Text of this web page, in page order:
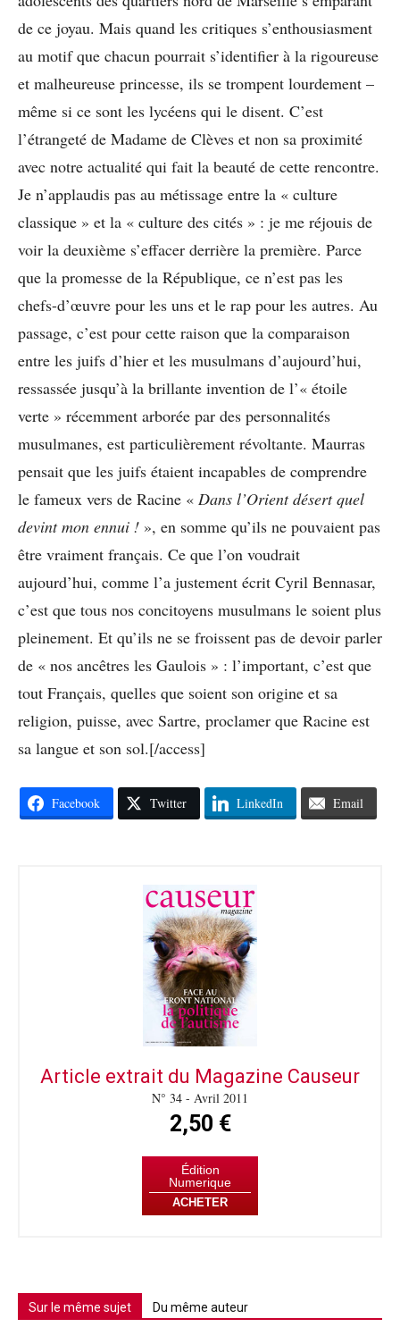
de ce joyau. Mais quand les critiques s’enthousiasment
au motif que chacun pourrait s’identifier à la rigoureuse
et malheureuse princesse, ils se trompent lourdement –
même si ce sont les lycéens qui le disent. C’est
l’étrangeté de Madame de Clèves et non sa proximité
avec notre actualité qui fait la beauté de cette rencontre.
Je n’applaudis pas au métissage entre la « culture
classique » et la « culture des cités » : je me réjouis de
voir la deuxième s’effacer derrière la première. Parce
que la promesse de la République, ce n’est pas les
chefs-d’œuvre pour les uns et le rap pour les autres. Au
passage, c’est pour cette raison que la comparaison
entre les juifs d’hier et les musulmans d’aujourd’hui,
ressassée jusqu’à la brillante invention de l’« étoile
verte » récemment arborée par des personnalités
musulmanes, est particulièrement révoltante. Maurras
pensait que les juifs étaient incapables de comprendre
le fameux vers de Racine « Dans l’Orient désert quel
devint mon ennui ! », en somme qu’ils ne pouvaient pas
être vraiment français. Ce que l’on voudrait
aujourd’hui, comme l’a justement écrit Cyril Bennasar,
c’est que tous nos concitoyens musulmans le soient plus
pleinement. Et qu’ils ne se froissent pas de devoir parler
de « nos ancêtres les Gaulois » : l’important, c’est que
tout Français, quelles que soient son origine et sa
religion, puisse, avec Sartre, proclamer que Racine est
sa langue et son sol.[/access]
Facebook Twitter LinkedIn Email
Article extrait du Magazine Causeur
N° 34 - Avril 2011
2,50 €
Édition
Numerique
ACHETER
Sur le même sujet Du même auteur